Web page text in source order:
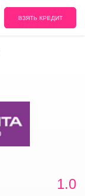
ВЗЯТЬ КРЕДИТ
1.0